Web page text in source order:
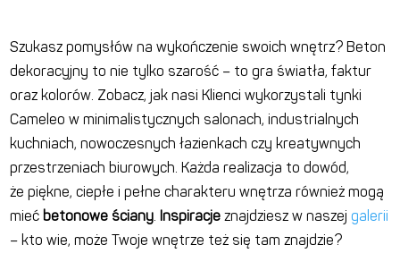
Szukasz pomysłów na wykończenie swoich wnętrz? Beton
dekoracyjny to nie tylko szarość – to gra światła,faktur
oraz kolorów. Zobacz, jak nasi Klienci wykorzystali tynki
Cameleo w minimalistycznych salonach, industrialnych
kuchniach, nowoczesnych łazienkach czy kreatywnych
przestrzeniach biurowych. Każda realizacja to dowód,
żepiękne, ciepłe i pełne charakteru wnętrza również mogą
miećbetonowe ściany. Inspiracje znajdziesz w naszejgalerii
– kto wie, może Twoje wnętrze też się tam znajdzie?